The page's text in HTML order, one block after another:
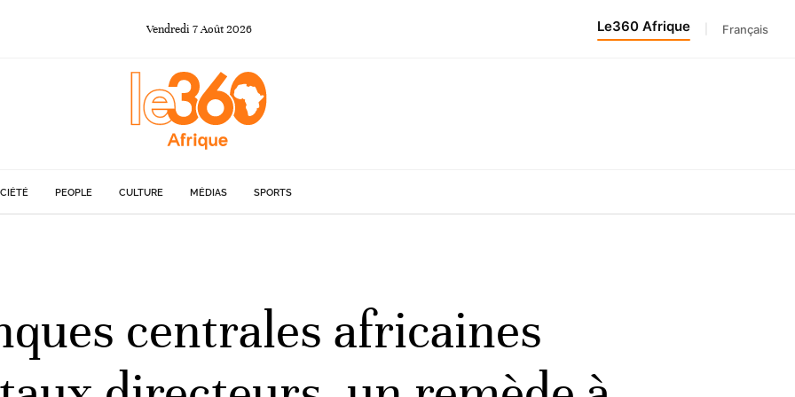
Vendredi 7Août 2026 Le360 Afrique Français
PEOPLE CULTURE MÉDIAS SPORTS
centrales africaines